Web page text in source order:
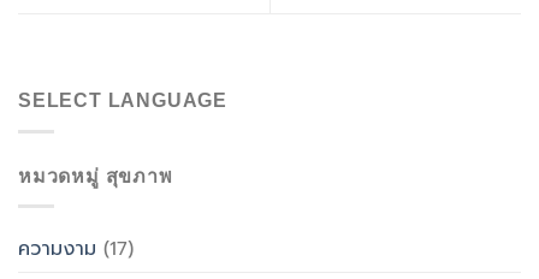
SELECT LANGUAGE
หมวดหมู่ สุขภาพ
ความงาม (17)